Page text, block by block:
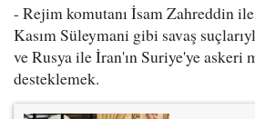
- Rejim komutanı İsam Zahreddin
Kasım Süleymani gibi savaş
ve Rusya ile İran'ın Suriye'ye askeri
desteklemek.